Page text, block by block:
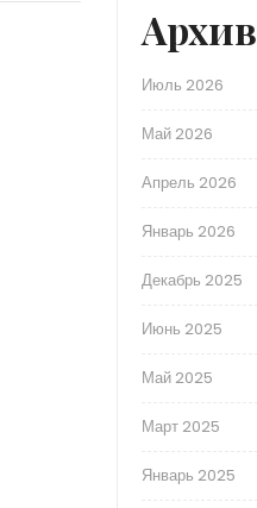
Архив
Июль 2026
Май 2026
Апрель 2026
Январь 2026
Декабрь 2025
Июнь 2025
Май 2025
Март 2025
Январь 2025